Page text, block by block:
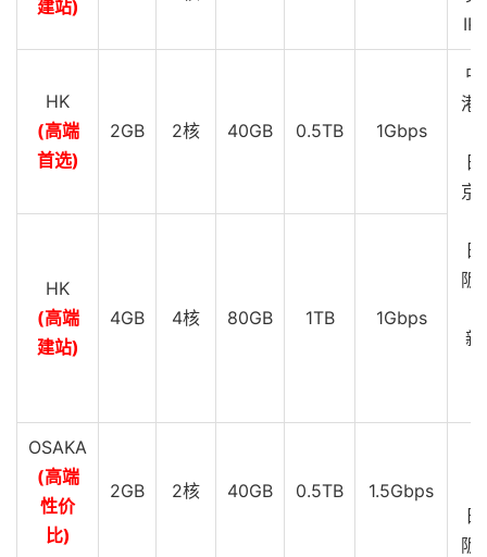
IP
建站)
HK
(高端
首选)
2GB 2核 40GB 0.5TB 1Gbps
中
港
京
阪
新
HK
(高端
建站)
4GB 4核 80GB 1TB 1Gbps
OSAKA
(高端
性价
比)
2GB 2核 40GB 0.5TB
1.5Gbps
阪